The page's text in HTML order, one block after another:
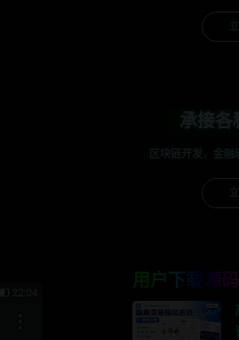
承接各
区块链开发，金融
用户下载源